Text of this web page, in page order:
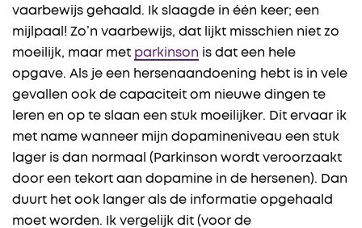
vaarbewijs gehaald. Ik slaagde in één keer; een
mijlpaal! Zo’n vaarbewijs, dat lijkt misschien niet zo
moeilijk, maar met parkinson is dat een hele
opgave. Als je een hersenaandoening hebt is in vele
gevallen ook de capaciteit om nieuwe dingen te
leren en op te slaan een stuk moeilijker. Dit ervaar ik
met name wanneer mijn dopamineniveau een stuk
lager is dan normaal (Parkinson wordt veroorzaakt
door een tekort aan dopamine in de hersenen). Dan
duurt het ook langer als de informatie opgehaald
moet worden. Ik vergelijk dit (voor de